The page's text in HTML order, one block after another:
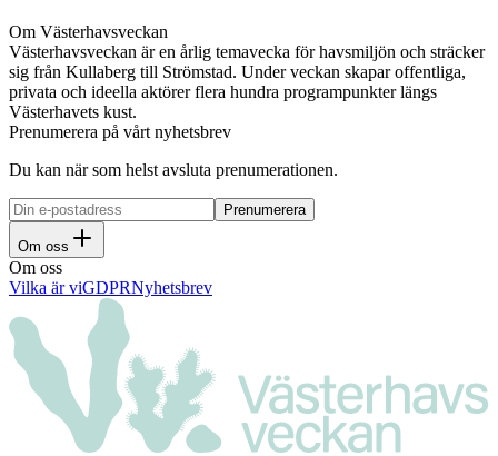
Om Västerhavsveckan
Västerhavsveckan är en årlig temavecka för havsmiljön och sträcker
sig från Kullaberg till Strömstad. Under veckan skapar offentliga,
privata och ideella aktörer flera hundra programpunkter längs
Västerhavets kust.
Prenumerera på vårt nyhetsbrev
Du kan när som helst avsluta prenumerationen.
Om oss
Om oss
Vilka är viGDPRNyhetsbrev